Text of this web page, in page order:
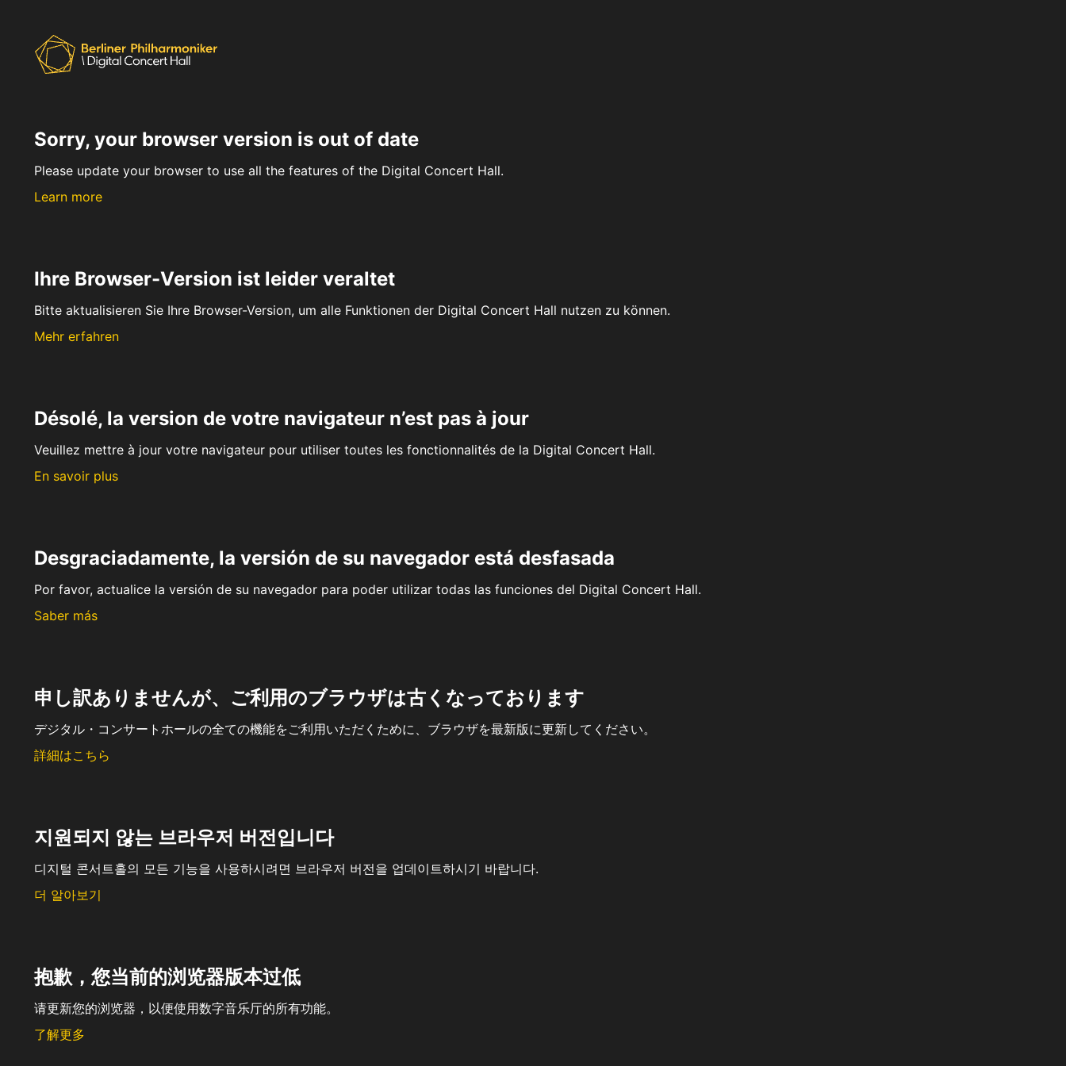
Sorry, your browser version is out of date
Please update your browser to use all the features of the Digital Concert Hall.
Learn more
Ihre Browser-Version ist leider veraltet
Bitte aktualisieren Sie Ihre Browser-Version, um alle Funktionen der Digital Concert Hall nutzen zu können.
Mehr erfahren
Désolé, la version de votre navigateur n’est pas à jour
Veuillez mettre à jour votre navigateur pour utiliser toutes les fonctionnalités de la Digital Concert Hall.
En savoir plus
Desgraciadamente, la versión de su navegador está desfasada
Por favor, actualice la versión de su navegador para poder utilizar todas las funciones del Digital Concert Hall.
Saber más
申し訳ありませんが、ご利用のブラウザは古くなっております
デジタル・コンサートホールの全ての機能をご利用いただくために、ブラウザを最新版に更新してください。
詳細はこちら
지원되지 않는 브라우저 버전입니다
디지털 콘서트홀의 모든 기능을 사용하시려면 브라우저 버전을 업데이트하시기 바랍니다.
더 알아보기
抱歉，您当前的浏览器版本过低
请更新您的浏览器，以便使用数字音乐厅的所有功能。
了解更多